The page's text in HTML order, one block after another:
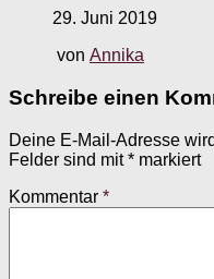
29. Juni 2019
von Annika
Schreibe einen
Deine E-Mail-Adresse
Felder sind mit* markiert
Kommentar *